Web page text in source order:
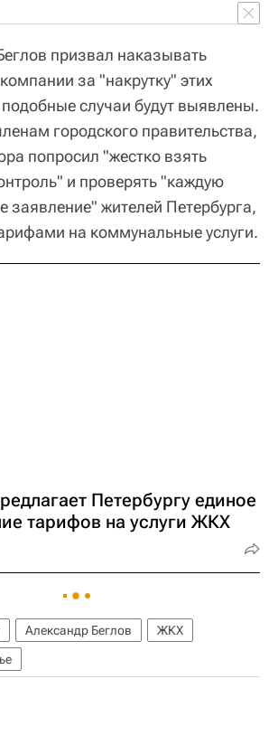
призвал наказывать
за "накрутку" этих
случаи будут выявлены.
городского правительства,
попросил "жестко взять
и проверять "каждую
заявление" жителей Петербурга,
на коммунальные услуги.
Петербургу единое
тарифов на услуги ЖКХ
Александр Беглов
ЖКХ